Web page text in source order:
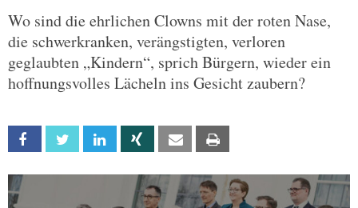
Wo sind die ehrlichen Clowns mit der roten Nase,
die schwerkranken, verängstigten, verloren
geglaubten „Kindern“, sprich Bürgern, wieder ein
hoffnungsvolles Lächeln ins Gesicht zaubern?
Facebook Twitter Linkedin Xing Email